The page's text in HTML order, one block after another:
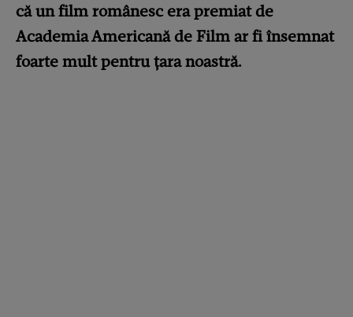
că un film românesc era premiat de
Academia Americană de Film ar fi însemnat
foarte mult pentru țara noastră.